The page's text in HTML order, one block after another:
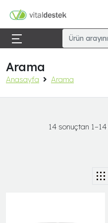
Arama
Anasayfa Arama
14 sonuçtan